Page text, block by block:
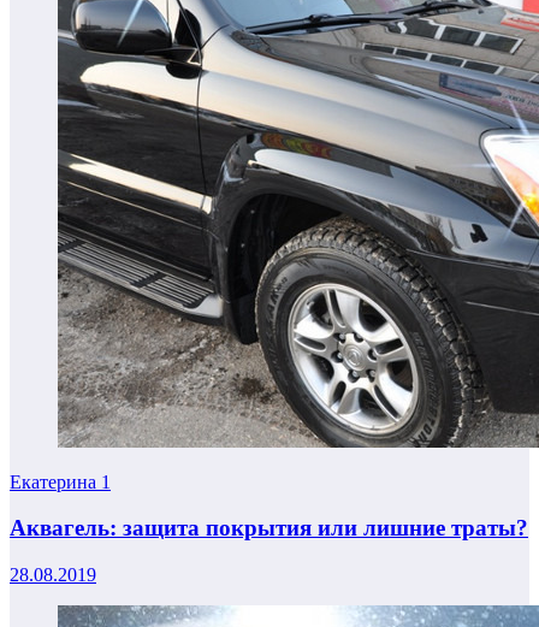
Екатерина 1
Аквагель: защита покрытия или лишние траты?
28.08.2019